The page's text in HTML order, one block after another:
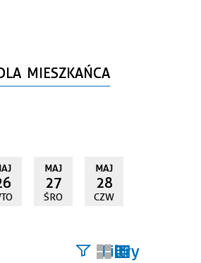
MIESZKAŃCA
MAJ
27
ŚRO
MAJ
28
CZW
Filtry